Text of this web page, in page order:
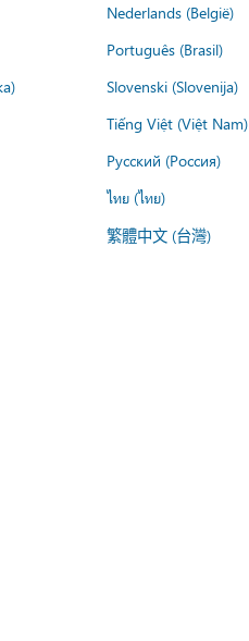
Nederlands (België)
Português (Brasil)
Slovenski (Slovenija)
Tiếng Việt (Việt Nam)
Русский (Россия)
ไทย (ไทย)
繁體中文 (台灣)